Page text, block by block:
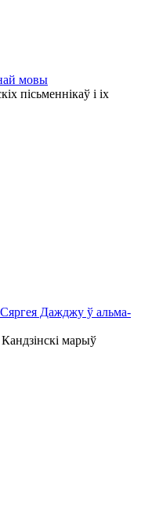
мовы
пісьменнікаў і іх
Дажджу ў альма-
марыў